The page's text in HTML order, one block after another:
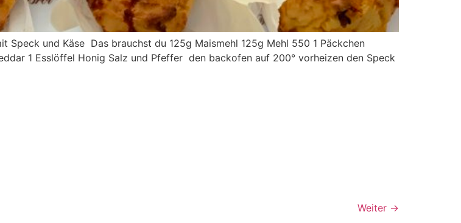
Speck und Käse Das brauchst du 125g Maismehl 125g Mehl 550 1 Päckchen
1 Esslöffel Honig Salz und Pfeffer den backofen auf 200° vorheizen den Speck
Weiter →